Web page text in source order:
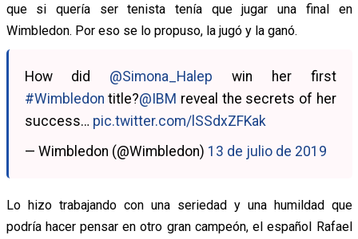
que si quería ser tenista tenía que jugar una final en
Wimbledon. Por eso se lo propuso, la jugó y la ganó.
How did @Simona_Halep win her first
#Wimbledon title?@IBM reveal the secrets of her
success… pic.twitter.com/lSSdxZFKak
— Wimbledon (@Wimbledon) 13 de julio de 2019
Lo hizo trabajando con una seriedad y una humildad que
podría hacer pensar en otro gran campeón, el español Rafael